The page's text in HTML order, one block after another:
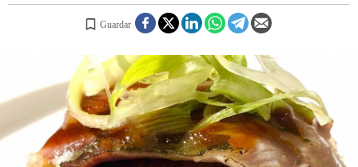
MENÚ DEL DÍA
A CUCHILLO
REGISTRO
Guardar